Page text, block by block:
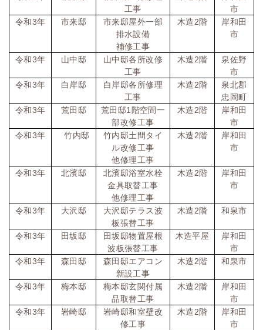
工事
市
令和3年 市来邸
市来邸屋外一部
排水設備
補修工事
木造2階
岸和田
市
令和3年 山中邸
山中邸各所改修
工事
木造2階
泉佐野
市
令和3年 白岸邸
白岸邸各所修理
工事
木造2階
泉北郡
忠岡町
令和3年 荒田邸 荒田邸1階空間一
部改修工事
木造2階
岸和田
市
令和3年 竹内邸
竹内邸土間タイ
ル改修工事
他修理工事
木造2階
岸和田
市
令和3年 北濱邸
北濱邸浴室水栓
金具取替工事
他修理工事
木造2階
岸和田
市
令和3年 大沢邸
大沢邸テラス波
板張替工事
木造2階 和泉市
令和3年 田坂邸
田坂邸物置屋根
波板張替工事
木造平屋
岸和田
市
令和3年 森田邸
森田邸エアコン
新設工事
木造2階 和泉市
令和3年 梅本邸
梅本邸玄関付属
品取替工事
木造2階
岸和田
市
令和3年 岩崎邸
岩崎邸和室壁改
修工事
木造2階
岸和田
市